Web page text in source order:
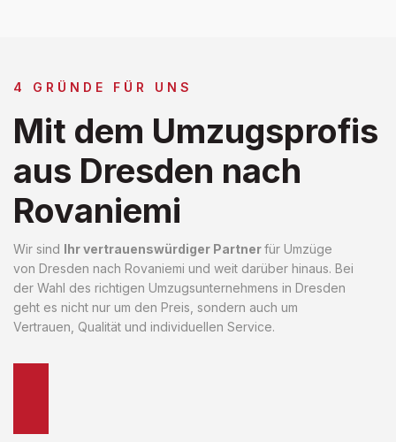
4 GRÜNDE FÜR UNS
Mit dem Umzugsprofis
aus Dresden nach
Rovaniemi
Wir sind Ihr vertrauenswürdiger Partnerfür Umzüge
von Dresden nach Rovaniemi und weit darüber hinaus. Bei
der Wahl des richtigen Umzugsunternehmens in Dresden
geht es nicht nur um den Preis, sondern auch um
Vertrauen, Qualität und individuellen Service.